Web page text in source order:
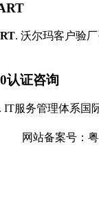
. 沃尔玛客户验厂
认证咨询
IT服务管理体系国
网站备案号：